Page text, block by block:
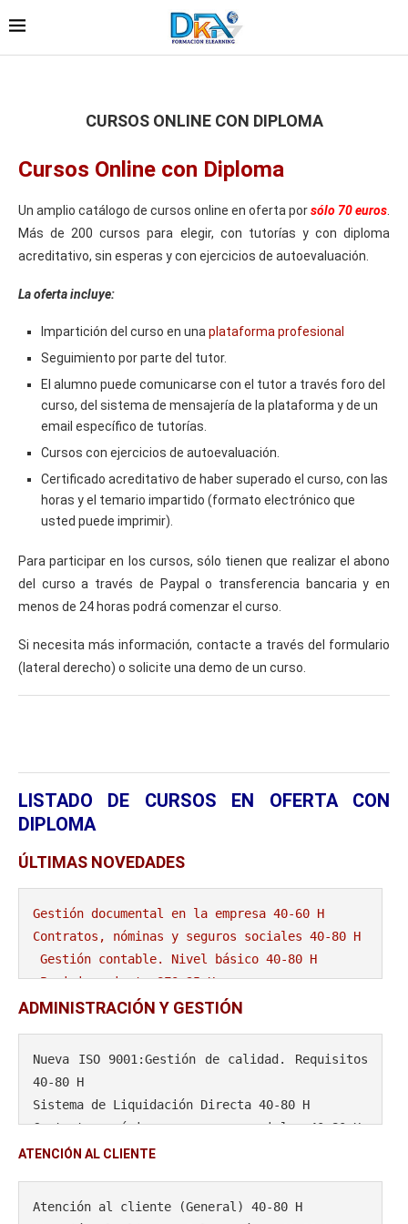
CURSOS ONLINE CON DIPLOMA
Cursos Online con Diploma
Un amplio catálogo de cursos online en oferta porsólo 70 euros
Más de 200 cursos para elegir, con tutorías y con diploma
acreditativo, sin esperas y con ejercicios de autoevaluación.
La oferta incluye:
Impartición del curso en una plataforma profesional
Seguimiento por parte del tutor.
El alumno puede comunicarse con el tutor a través foro del
curso, del sistema de mensajería de la plataforma y de un
email específico de tutorías.
Cursos con ejercicios de autoevaluación.
Certificado acreditativo de haber superado el curso, con las
horas y el temario impartido (formato electrónico que
usted puede imprimir).
Para participar en los cursos, sólo tienen que realizar el abono
del curso a través de Paypal o transferencia bancaria y en
menos de 24 horas podrá comenzar el curso.
Si necesita más información, contacte a través del formulario
(lateral derecho) o solicite una demo de un curso.
LISTADO DE CURSOS EN OFERTA CON
DIPLOMA
ÚLTIMAS NOVEDADES
Gestión documental en la empresa 40-60 H
Contratos, nóminas y seguros sociales 40-80 H
Gestión contable. Nivel básico 40-80 H
Posicionamiento SEO 35 H
Nuevo Reglamento Europeo de Protección de Da
Desarrollo de habilidades directivas 35 H
Operador de carretillas elevadoras 15 H
El corte de jamón 15 H
Sistema APPCC 60H
Alergias alimentarias 40-60 H
ADMINISTRACIÓN Y GESTIÓN
Nueva ISO 9001:Gestión de calidad. Requisitos
40-80 H
Sistema de Liquidación Directa 40-80 H
Contratos, nóminas y seguros sociales 40-80 H
Gestión contable. Nivel básico 40-80 H
ATENCIÓN AL CLIENTE
Atención al cliente (General) 40-80 H